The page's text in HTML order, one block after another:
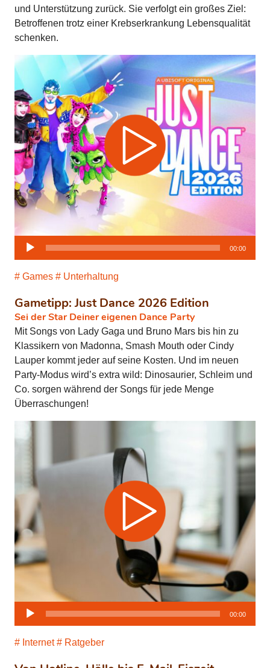
und Unterstützung zurück. Sie verfolgt ein großes Ziel:
Betroffenen trotz einer Krebserkrankung Lebensqualität
schenken.
Gametipp: Just Dance 2026 Edition
Sei der Star Deiner eigenen Dance Party
Games Unterhaltung
Audio-
00:00
Mit Songs von Lady Gaga und Bruno Mars bis hin zu
Klassikern von Madonna, Smash Mouth oder Cindy
Lauper kommt jeder auf seine Kosten. Und im neuen
Party-Modus wird’s extra wild: Dinosaurier, Schleim und
Co. sorgen während der Songs für jede Menge
Überraschungen!
Internet Ratgeber
Audio-
00:00